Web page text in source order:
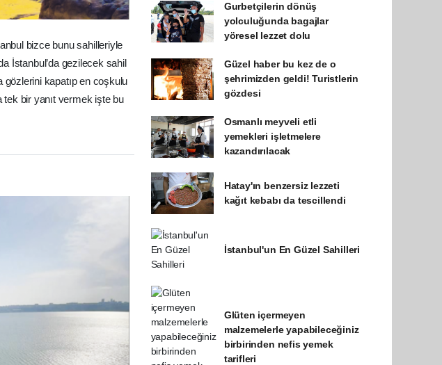
bizce bunu sahilleriyle
İstanbul’da gezilecek sahil
gözlerini kapatıp en coşkulu
tek bir yanıt vermek işte bu
Gurbetçilerin dönüş
yolculuğunda bagajlar
yöresel lezzet dolu
Güzel haber bu kez de o
şehrimizden geldi! Turistlerin
gözdesi
Osmanlı meyveli etli
yemekleri işletmelere
kazandırılacak
Hatay'ın benzersiz lezzeti
kağıt kebabı da tescillendi
İstanbul'un En Güzel Sahilleri
Glüten içermeyen
malzemelerle yapabileceğiniz
birbirinden nefis yemek
tarifleri